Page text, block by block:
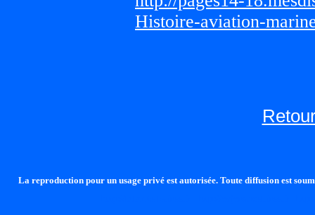
Histoire-aviation-
La reproduction pour un usage privé est autorisée. Toute diffusion est